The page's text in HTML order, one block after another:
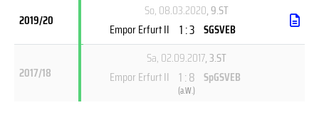
2019/20
So, 08.03.2020, 9.ST
Empor Erfurt II 1 : 3 SGSVEB
2017/18
Sa, 02.09.2017, 3.ST
Empor Erfurt II 1 : 8
(a.W.)
SpGSVEB